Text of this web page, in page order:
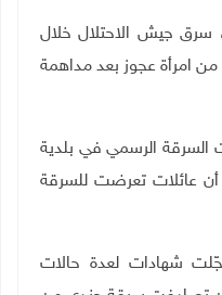
سرق جيش الاحتلال خلال
مؤخرا 1500 شيقل من امرأة عجوز بعد مداهمة
الرسمي في بلدية
عائلات تعرضت للسرقة
شهادات لعدة حالات